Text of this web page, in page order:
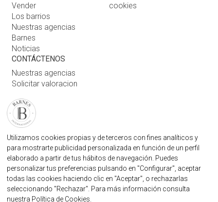
Vender
Los barrios
Nuestras agencias
Barnes
Noticias
cookies
CONTÁCTENOS
Nuestras agencias
Solicitar valoracion
Inicio de sesión de usuario
FAQ
ENCUENTRE NUESTRA AGENCIA
AGENCIA INMOBILIARIA BARNES MARBELLA
MARBELLA@BARNES-INTERNATIONAL.COM
+34 614 25 01 89
Utilizamos cookies propias y de terceros con fines analíticos y
para mostrarte publicidad personalizada en función de un perfil
elaborado a partir de tus hábitos de navegación. Puedes
personalizar tus preferencias pulsando en "Configurar", aceptar
todas las cookies haciendo clic en "Aceptar", o rechazarlas
seleccionando "Rechazar". Para más información consulta
nuestra Política de Cookies